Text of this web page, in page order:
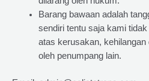
Barang bawaan adalah
sendiri tentu saja kami
atas kerusakan,
oleh penumpang lain.